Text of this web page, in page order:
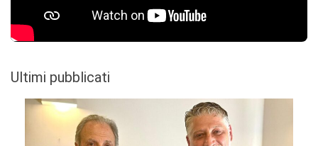
Ultimi pubblicati